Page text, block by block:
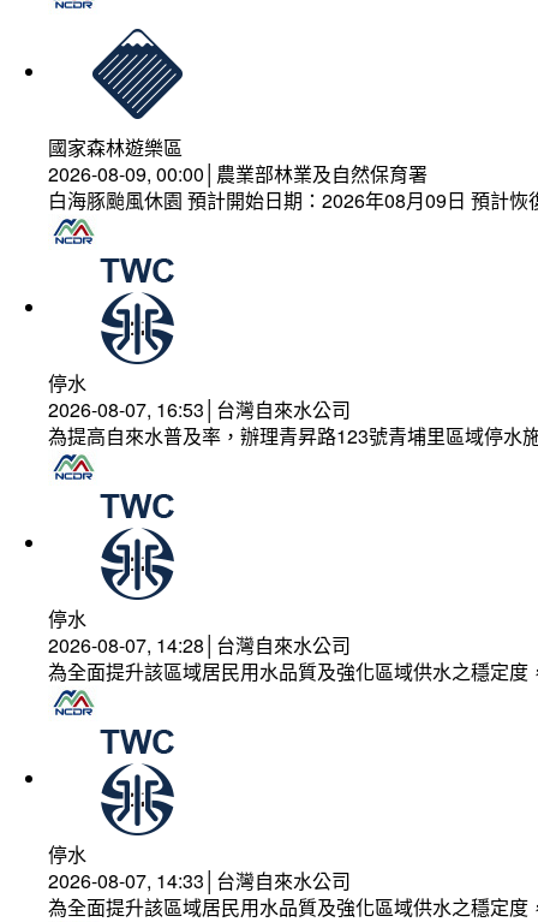
國家森林遊樂區
2026-08-09, 00:00│農業部林業及自然保育署
白海豚颱風休園 預計開始日期：2026年08月09日 預計
停水
2026-08-07, 16:53│台灣自來水公司
為提高自來水普及率，辦理青昇路123號青埔里區域停水
停水
2026-08-07, 14:28│台灣自來水公司
為全面提升該區域居民用水品質及強化區域供水之穩定
停水
2026-08-07, 14:33│台灣自來水公司
為全面提升該區域居民用水品質及強化區域供水之穩定